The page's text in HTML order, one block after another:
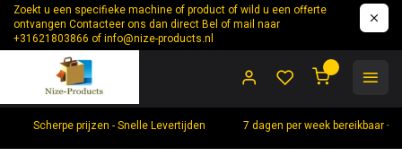
Zoekt u een specifieke machine of product of wild u een offerte
ontvangen Contacteer ons dan direct Bel of mail naar
+31621803866 ofinfo@nize-products.nl
Scherpe prijzen - Snelle Levertijden 7 dagen per week bereikbaar